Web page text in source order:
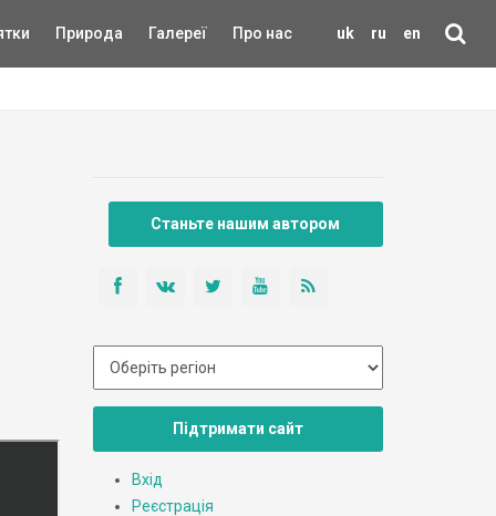
uk ru en
Природа Галереї Про нас
Станьте нашим автором
Підтримати сайт
Вхід
Реєстрація